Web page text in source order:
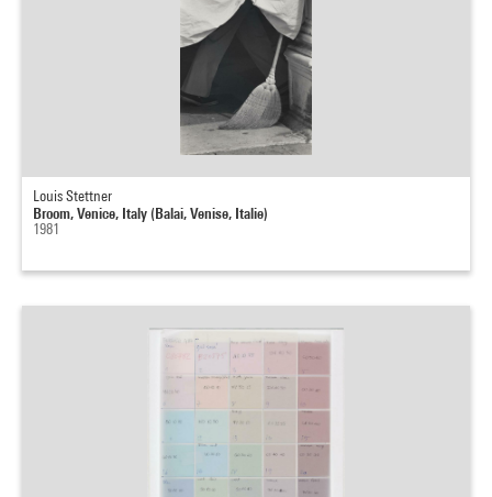
Louis Stettner
Broom, Venice, Italy (Balai, Venise, Italie)
1981